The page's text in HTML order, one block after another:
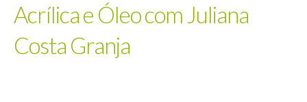
Acrílica e Óleo com Juliana
Costa Granja